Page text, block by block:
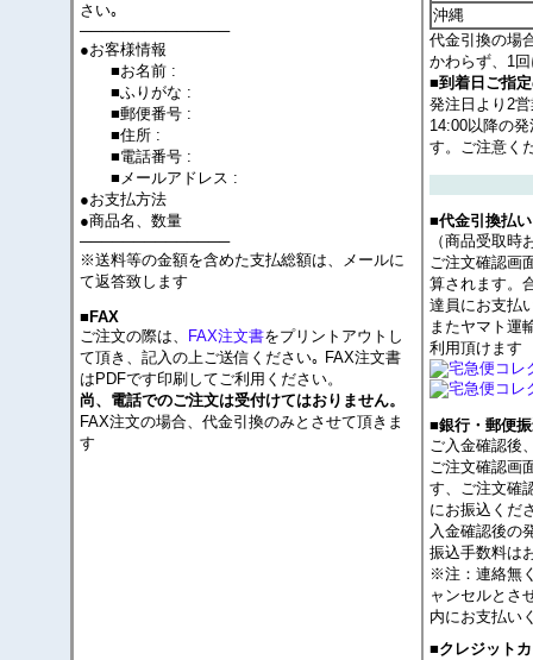
さい｡
──────────────
●お客様情報
■お名前 :
■ふりがな :
■郵便番号 :
■住所 :
■電話番号 :
■メールアドレス :
●お支払方法
●商品名、数量
──────────────
※送料等の金額を含めた支払総額は、メールに
て返答致します
■FAX
ご注文の際は、 FAX注文書をプリントアウトし
て頂き、記入の上ご送信ください｡ FAX注文書
はPDFです印刷してご利用ください。
尚、電話でのご注文は受付けてはおりません。
FAX注文の場合、代金引換のみとさせて頂きま
す
沖縄
代金引換の場
かわらず、1
■到着日ご指
発注日より2
14:00以降の
す。ご注意く
■代金引換払い
（商品受取時
ご注文確認画
算されます。
達員にお支払
またヤマト運
利用頂けます
■銀行・郵便
ご入金確認後
ご注文確認画
す、ご注文確
にお振込くだ
入金確認後の
振込手数料は
※注：連絡無
ャンセルとさ
内にお支払い
■クレジット